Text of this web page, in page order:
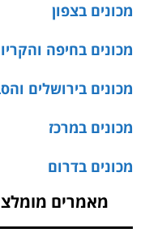
מכונים בצפון
מכונים בחיפה
מכונים בירושלים
מכונים במרכז
מכונים בדרום
מאמרים